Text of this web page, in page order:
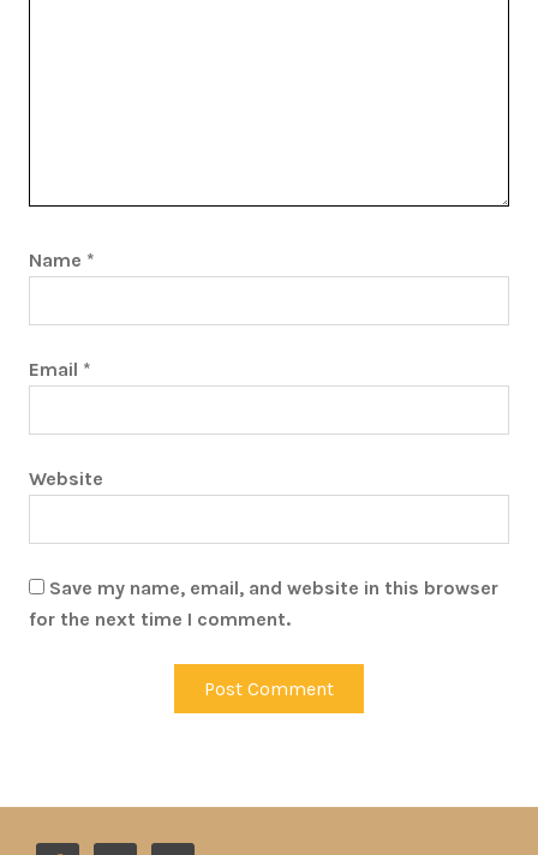
Name *
Email *
Website
Save my name, email, and website in this browser
for the next time I comment.